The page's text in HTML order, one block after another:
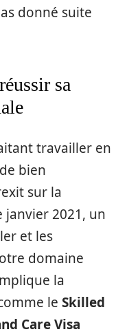
donné suite
sa
travailler en
bien
sur la
2021, un
et les
domaine
la
le Skilled
Care Visa